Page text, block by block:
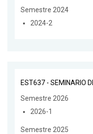
Semestre 2024
2024-2
EST637 - SEMINARIO
Semestre 2026
2026-1
Semestre 2025